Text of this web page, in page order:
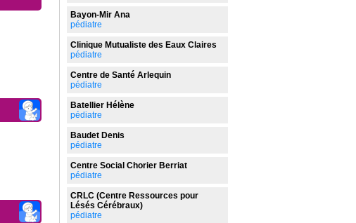
Bayon-Mir Ana
pédiatre
Clinique Mutualiste des Eaux Claires
pédiatre
Centre de Santé Arlequin
pédiatre
Batellier Hélène
pédiatre
Baudet Denis
pédiatre
Centre Social Chorier Berriat
pédiatre
CRLC (Centre Ressources pour
Lésés Cérébraux)
pédiatre